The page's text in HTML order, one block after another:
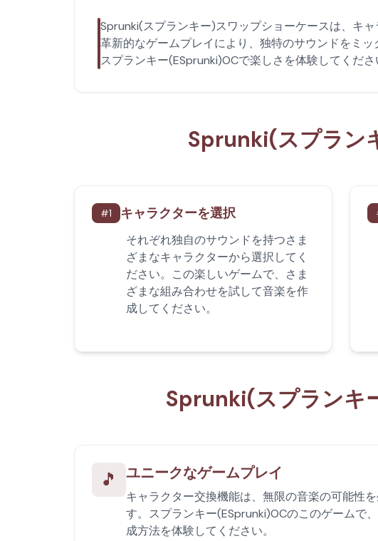
Sprunki(スプランキー)スワップショーケースは、キ
革新的なゲームプレイにより、独特のサウンドをミ
スプランキー(ESprunki)OCで楽しさを体験してくださ
Sprunki(スプラン
#1 キャラクターを選択
それぞれ独自のサウンドを持つさま
ざまなキャラクターから選択してく
ださい。この楽しいゲームで、さま
ざまな組み合わせを試して音楽を作
成してください。
Sprunki(スプランキ
🎵 ユニークなゲームプレイ
キャラクター交換機能は、無限の音楽の可能性
す。スプランキー(ESprunki)OCのこのゲームで
成方法を体験してください。